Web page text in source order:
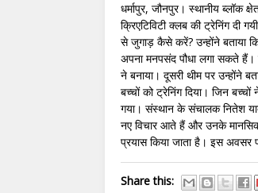
धर्मापुर, जौनपुर। स्थानीय ब्लॉक
क्रिएटिविटी क्लब की ट्रेनिंग
से जुगाड़ कैसे करें? उन्होंने बताया
अपना मनपसंद पौधा लगा सकते हैं।
ने बनाया। दूसरी थीम पर उन्होंने
बच्चों को ट्रेनिंग दिया। जिन बच्चों
गया। संस्थान के संचालक नितेश
नए विचार आते हैं और उनके मानसिक
प्रयास किया जाता है। इस अवसर
Share this: